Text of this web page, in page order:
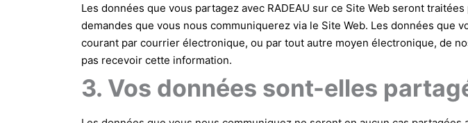
Les données que vous partagez avec RADEAU sur ce Site Web seront
demandes que vous nous communiquerez via le Site Web. Les données
courant par courrier électronique, ou par tout autre moyen électronique, de
pas recevoir cette information.
3. Vos données sont-elles